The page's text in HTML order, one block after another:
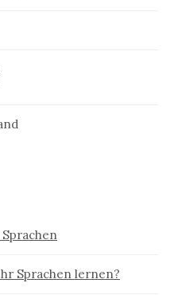
Sprachen lernen?